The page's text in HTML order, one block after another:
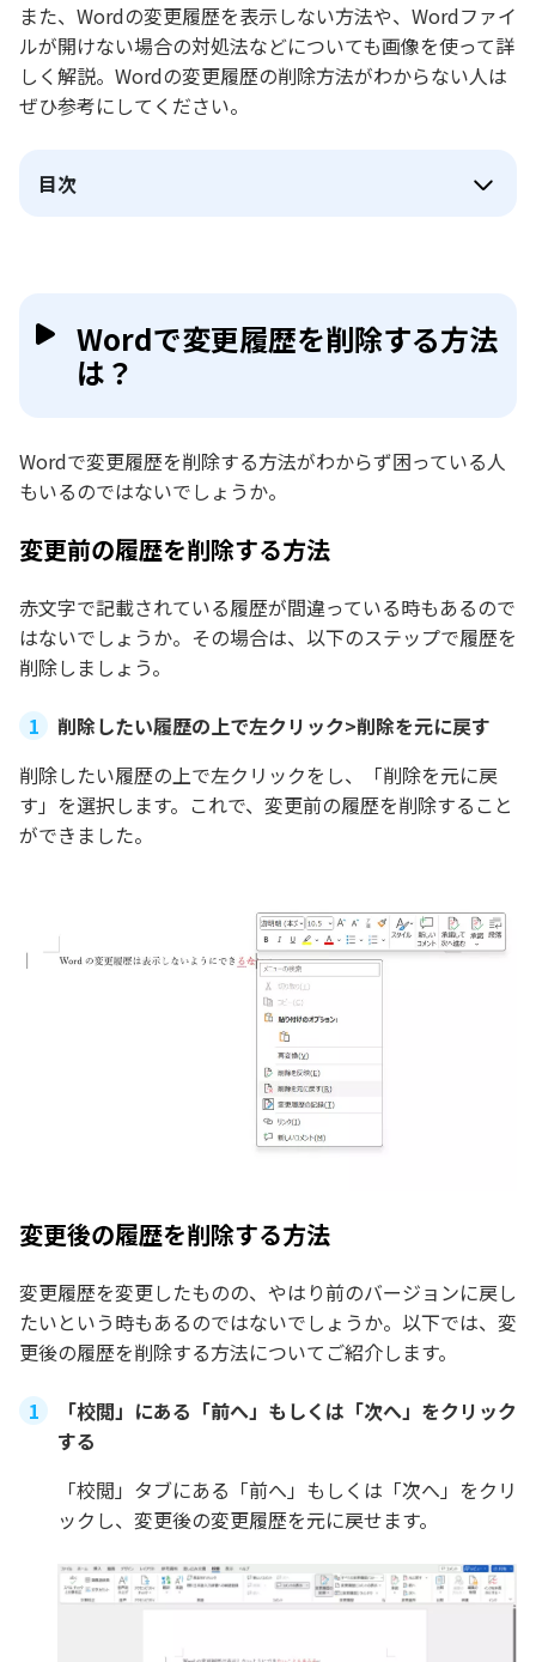
また、Wordの変更履歴を表示しない方法や、Wordファイ
ルが開けない場合の対処法などについても画像を使って詳
しく解説。Wordの変更履歴の削除方法がわからない人は
ぜひ参考にしてください。
目次
Wordで変更履歴を削除する方法
は？
Wordで変更履歴を削除する方法がわからず困っている人
もいるのではないでしょうか。
変更前の履歴を削除する方法
赤文字で記載されている履歴が間違っている時もあるので
はないでしょうか。その場合は、以下のステップで履歴を
削除しましょう。
削除したい履歴の上で左クリック>削除を元に戻す
削除したい履歴の上で左クリックをし、「削除を元に戻
す」を選択します。これで、変更前の履歴を削除すること
ができました。
変更後の履歴を削除する方法
変更履歴を変更したものの、やはり前のバージョンに戻し
たいという時もあるのではないでしょうか。以下では、変
更後の履歴を削除する方法についてご紹介します。
「校閲」にある「前へ」もしくは「次へ」をクリック
する
「校閲」タブにある「前へ」もしくは「次へ」をクリ
ックし、変更後の変更履歴を元に戻せます。